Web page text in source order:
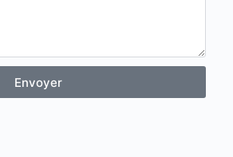
Envoyer